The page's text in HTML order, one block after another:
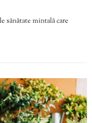
sănătate mintală care